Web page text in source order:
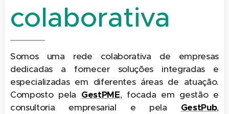
colaborativa
Somos uma rede colaborativa de empresas
dedicadas a fornecer soluções integradas e
especializadas em diferentes áreas de atuação.
Composto pela GestPME, focada em gestão e
consultoria empresarial e pela GestPub,